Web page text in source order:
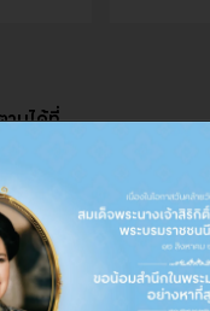
มได้ที่
และโปรโมชั่นสุดพิเศษจา